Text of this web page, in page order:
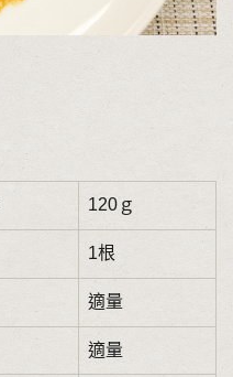
120ｇ
1根
適量
適量